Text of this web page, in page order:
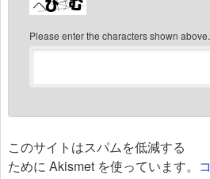
Please enter the characters shown above.
このサイトはスパムを低減する
ために Akismet を使っています。